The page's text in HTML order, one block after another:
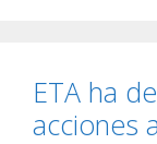
ETA ha
acciones